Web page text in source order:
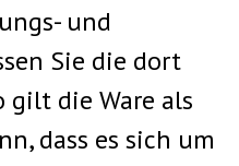
und
Sie die dort
gilt die Ware als
dass es sich um